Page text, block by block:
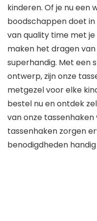
kinderen. Of je nu een
boodschappen doet
van quality time met
maken het dragen
superhandig. Met een
ontwerp, zijn onze
metgezel voor elke
bestel nu en ontdek
van onze
tassenhaken zorgen
benodigdheden